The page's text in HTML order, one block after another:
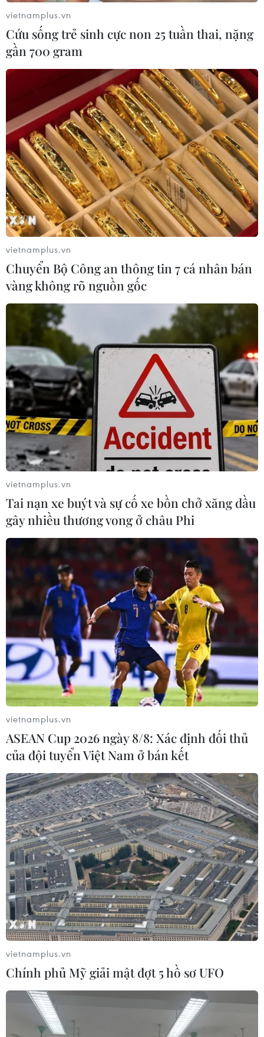
TIN CÙNG CHUYÊN MỤC
Trung Quốc công bố kế hoạch phát
triển ngành hàng không dân dụng
09/08/2026 05:12
vietnamplus.vn
Cứu sống trẻ sinh cực non 25 tuần thai, nặng
gần 700 gram
vietnamplus.vn
Chuyển Bộ Công an thông tin 7 cá nhân bán
vàng không rõ nguồn gốc
vietnamplus.vn
Tai nạn xe buýt và sự cố xe bồn chở xăng dầu
gây nhiều thương vong ở châu Phi
vietnamplus.vn
ASEAN Cup 2026 ngày 8/8: Xác định đối thủ
của đội tuyển Việt Nam ở bán kết
vietnamplus.vn
Chính phủ Mỹ giải mật đợt 5 hồ sơ UFO